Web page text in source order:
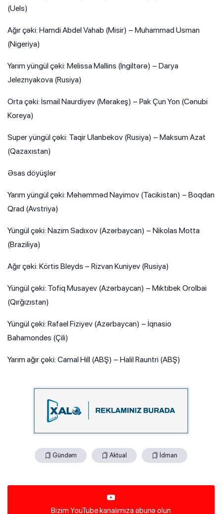
(Uels)
Ağır çəki: Hamdi Abdel Vahab (Misir) – Muhammad Usman
(Nigeriya)
Yarım yüngül çəki: Melissa Mallins (İngiltərə) – Darya
Jeleznyakova (Rusiya)
Orta çəki: İsmail Naurdiyev (Mərakeş) – Pak Çun Yon (Cənubi
Koreya)
Super yüngül çəki: Taqir Ulanbekov (Rusiya) – Maksum Azat
(Qazaxıstan)
Əsas döyüşlər
Yarım yüngül çəki: Məhəmməd Nayimov (Tacikistan) – Boqdan
Qrad (Avstriya)
Yüngül çəki: Nazim Sadıxov (Azərbaycan) – Nikolas Motta
(Braziliya)
Ağır çəki: Körtis Bleyds – Rizvan Kuniyev (Rusiya)
Yüngül çəki: Tofiq Musayev (Azərbaycan) – Mıktıbek Orolbai
(Qırğızıstan)
Yüngül çəki: Rafael Fiziyev (Azərbaycan) – İqnasio
Bahamondes (Çili)
Yarım ağır çəki: Camal Hill (ABŞ) – Halil Rauntri (ABŞ)
Gündəm Aktual İdman
Bizim YouTube kanalımıza abunə olun